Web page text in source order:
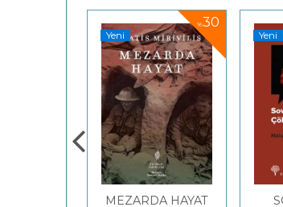
%30
Yeni
MEZARDA HAYAT
Yeni